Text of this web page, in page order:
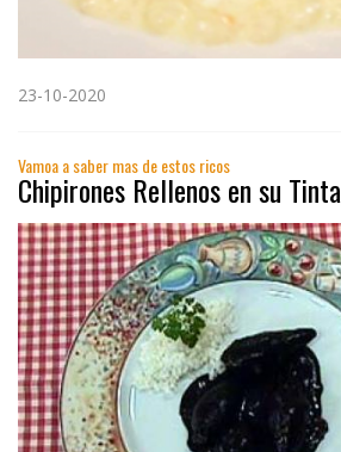
23-10-2020
Vamoa a saber mas de estos ricos
Chipirones Rellenos en su Tinta